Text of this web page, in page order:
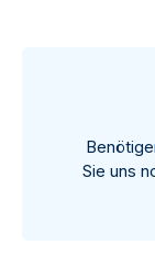
Sie uns